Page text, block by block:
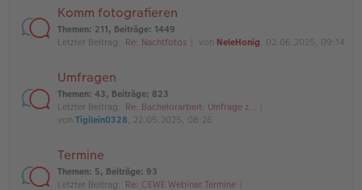
Komm fotografieren
Themen: 211, Beiträge: 1449
Letzter Beitrag: Re: Nachtfotos von NeleHonig, 02.06.2025, 09:14
Umfragen
Themen: 43, Beiträge: 823
Letzter Beitrag: Re: Bachelorarbeit: Umfrage z…
von Tigilein0328, 22.05.2025, 08:26
Termine
Themen: 5, Beiträge: 93
Letzter Beitrag: Re: CEWE Webinar Termine